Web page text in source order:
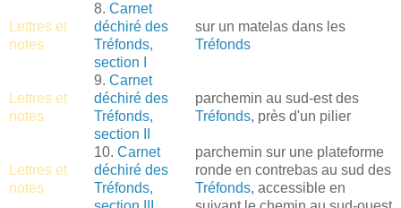
Lettres et
notes
8. Carnet
déchiré des
Tréfonds,
section I
sur un matelas dans les
Tréfonds
Lettres et
notes
9. Carnet
déchiré des
Tréfonds,
section II
parchemin au sud-est des
Tréfonds, près d'un pilier
Lettres et
notes
10. Carnet
déchiré des
Tréfonds,
parchemin sur une plateforme
ronde en contrebas au sud des
Tréfonds, accessible en